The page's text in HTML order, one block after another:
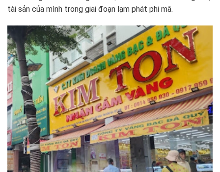
tài sản của mình trong giai đoạn lạm phát phi mã.